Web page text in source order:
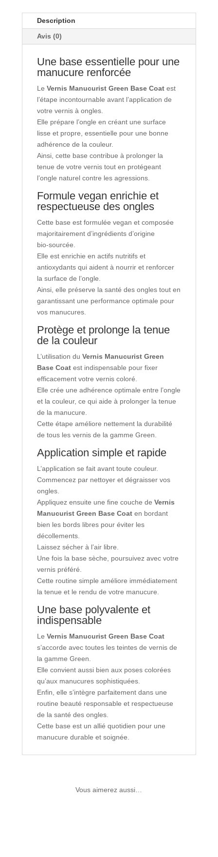
Description
Avis (0)
Une base essentielle pour une
manucure renforcée
Le Vernis Manucurist Green Base Coatest
l’étape incontournable avant l’application de
votre vernis à ongles.
Elle prépare l’ongle en créant une surface
lisse et propre, essentielle pour une bonne
adhérence de la couleur.
Ainsi, cette base contribue à prolonger la
tenue de votre vernis tout en protégeant
l’ongle naturel contre les agressions.
Formule vegan enrichie et
respectueuse des ongles
Cette base est formulée vegan et composée
majoritairement d’ingrédients d’origine
bio‑sourcée.
Elle est enrichie en actifs nutritifs et
antioxydants qui aident à nourrir et renforcer
la surface de l’ongle.
Ainsi, elle préserve la santé des ongles tout en
garantissant une performance optimale pour
vos manucures.
Protège et prolonge la tenue
de la couleur
L’utilisation du Vernis Manucurist Green
Base Coatest indispensable pour fixer
efficacement votre vernis coloré.
Elle crée une adhérence optimale entre l’ongle
et la couleur, ce qui aide à prolonger la tenue
de la manucure.
Cette étape améliore nettement la durabilité
de tous les vernis de la gamme Green.
Application simple et rapide
L’application se fait avant toute couleur.
Commencez par nettoyer et dégraisser vos
ongles.
Appliquez ensuite une fine couche de Vernis
Manucurist Green Base Coaten bordant
bien les bords libres pour éviter les
décollements.
Laissez sécher à l’air libre.
Une fois la base sèche, poursuivez avec votre
vernis préféré.
Cette routine simple améliore immédiatement
la tenue et le rendu de votre manucure.
Une base polyvalente et
indispensable
Le Vernis Manucurist Green Base Coat
s’accorde avec toutes les teintes de vernis de
la gamme Green.
Elle convient aussi bien aux poses colorées
qu’aux manucures sophistiquées.
Enfin, elle s’intègre parfaitement dans une
routine beauté responsable et respectueuse
de la santé des ongles.
Cette base est un allié quotidien pour une
manucure durable et soignée.
Vous aimerez aussi…